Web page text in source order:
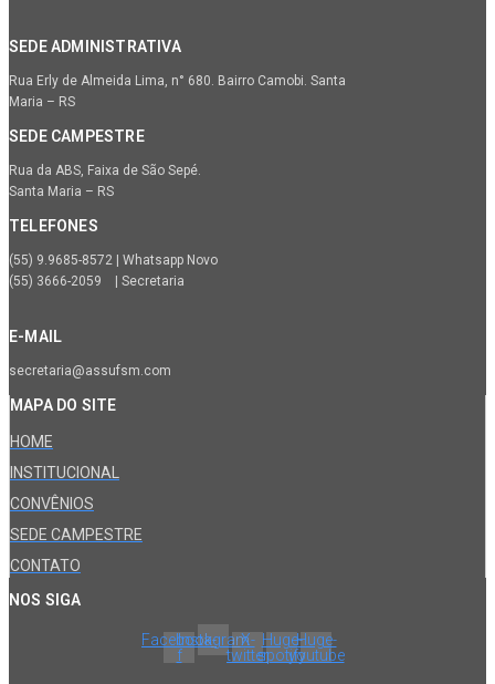
SEDE ADMINISTRATIVA
Rua Erly de Almeida Lima, n° 680. Bairro Camobi. Santa
Maria – RS
SEDE CAMPESTRE
Rua da ABS, Faixa de São Sepé.
Santa Maria – RS
TELEFONES
(55) 9.9685-8572 | Whatsapp Novo
(55) 3666-2059 | Secretaria
E-MAIL
secretaria@assufsm.com
MAPA DO SITE
HOME
INSTITUCIONAL
CONVÊNIOS
SEDE CAMPESTRE
CONTATO
NOS SIGA
Facebook-
f
InstagramX-
twitter
Huge-
spotify
Huge-
youtube